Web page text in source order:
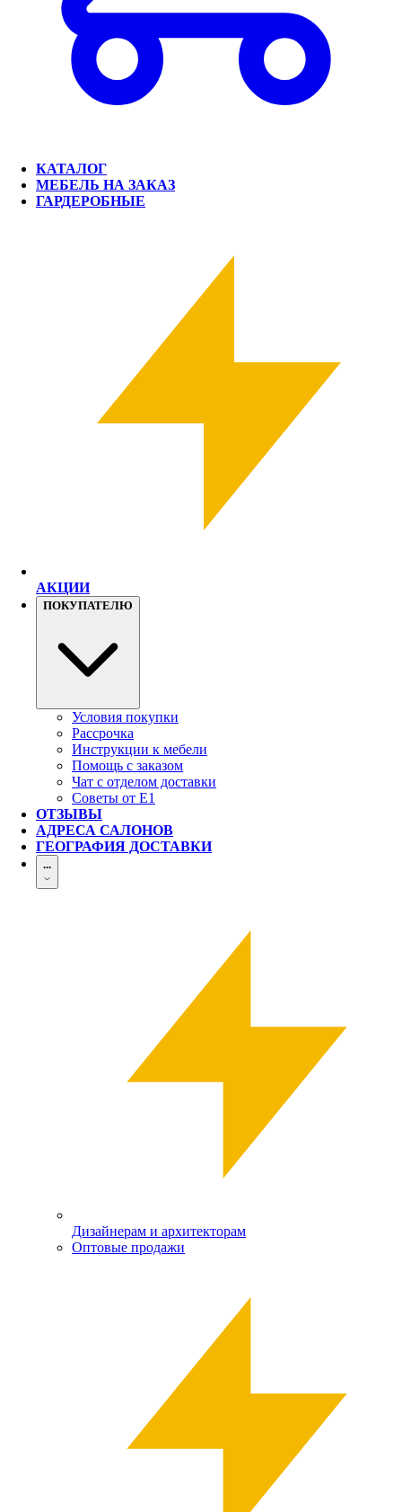
КАТАЛОГ
МЕБЕЛЬ НА ЗАКАЗ
ГАРДЕРОБНЫЕ
АКЦИИ
ПОКУПАТЕЛЮ
Условия покупки
Рассрочка
Инструкции к мебели
Помощь с заказом
Чат с отделом доставки
Советы от Е1
ОТЗЫВЫ
АДРЕСА САЛОНОВ
ГЕОГРАФИЯ ДОСТАВКИ
...
Дизайнерам и архитекторам
Оптовые продажи